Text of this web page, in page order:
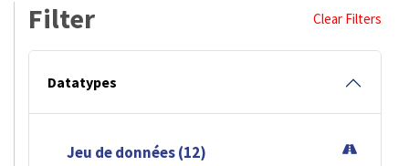
Filter Clear Filters
Datatypes
Jeu de données (12)